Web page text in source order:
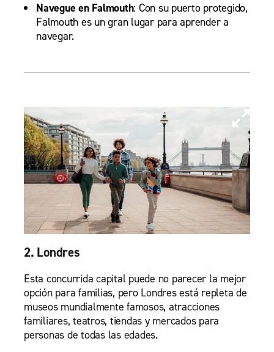
Navegue en Falmouth: Con su puerto protegido,
Falmouth es un gran lugar para aprender a
navegar.
2. Londres
Esta concurrida capital puede no parecer la mejor
opción para familias, pero Londres está repleta de
museos mundialmente famosos, atracciones
familiares, teatros, tiendas y mercados para
personas de todas las edades.